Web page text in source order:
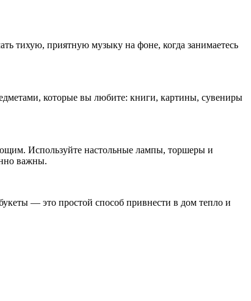
тихую, приятную музыку на фоне, когда занимаетесь
которые вы любите: книги, картины, сувениры
Используйте настольные лампы, торшеры и
важны.
— это простой способ привнести в дом тепло и